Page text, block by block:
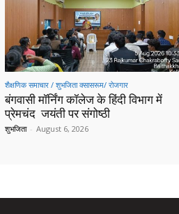
शैक्षणिक समाचार / शुभजिता क्सासरूम/ रोजगार
बंगवासी मॉर्निंग कॉलेज के हिंदी विभाग में
प्रेमचंद जयंती पर संगोष्ठी
शुभजिता - August 6, 2026